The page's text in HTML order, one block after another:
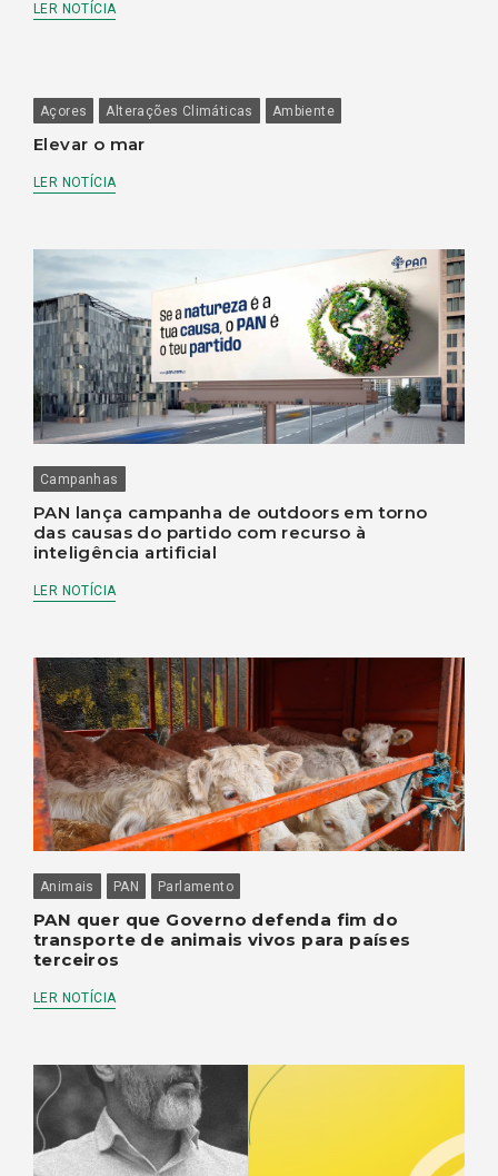
LER NOTÍCIA
Açores Alterações Climáticas Ambiente
Elevar o mar
LER NOTÍCIA
Campanhas
PAN lança campanha de outdoors em torno
das causas do partido com recurso à
inteligência artificial
LER NOTÍCIA
Animais PAN Parlamento
PAN quer que Governo defenda fim do
transporte de animais vivos para países
terceiros
LER NOTÍCIA